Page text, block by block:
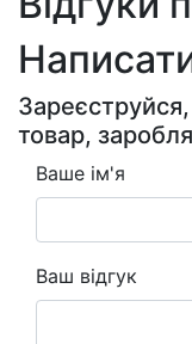
товар,
Ваше ім'я
Ваш відгук